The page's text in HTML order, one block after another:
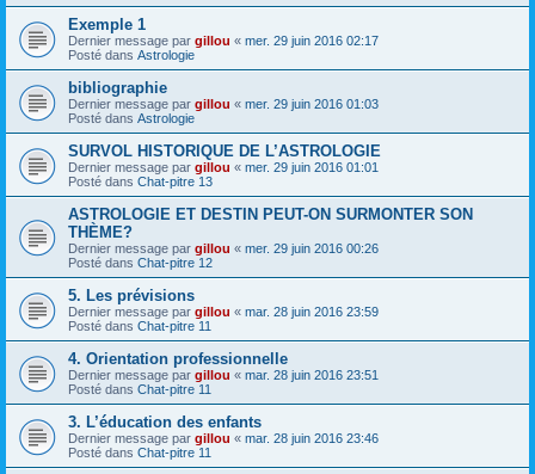
Exemple 1
Dernier message par gillou « mer. 29 juin 2016 02:17
Posté dans Astrologie
bibliographie
Dernier message par gillou « mer. 29 juin 2016 01:03
Posté dans Astrologie
SURVOL HISTORIQUE DE L’ASTROLOGIE
Dernier message par gillou « mer. 29 juin 2016 01:01
Posté dans Chat-pitre 13
ASTROLOGIE ET DESTIN PEUT-ON SURMONTER SON
THÈME?
Dernier message par gillou « mer. 29 juin 2016 00:26
Posté dans Chat-pitre 12
5. Les prévisions
Dernier message par gillou « mar. 28 juin 2016 23:59
Posté dans Chat-pitre 11
4. Orientation professionnelle
Dernier message par gillou « mar. 28 juin 2016 23:51
Posté dans Chat-pitre 11
3. L’éducation des enfants
Dernier message par gillou « mar. 28 juin 2016 23:46
Posté dans Chat-pitre 11